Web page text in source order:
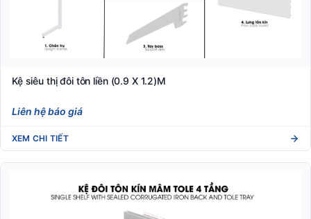
Kệ siêu thị đôi tôn liền (0.9 X 1.2)M
Liên hệ báo giá
XEM CHI TIẾT